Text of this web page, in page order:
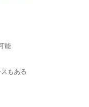
能
もある